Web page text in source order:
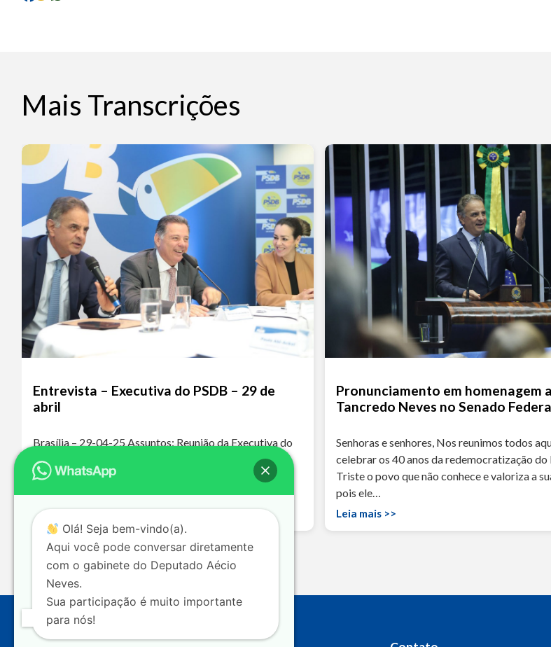
Mais Transcrições
Entrevista – Executiva do PSDB – 29 de
abril
Brasília – 29-04-25 Assuntos: Reunião da Executiva do
PSDB – Fusão PSDB/Podemos Ouça o áudio da
entrevista A ausência do PSDB nos grandes debates
nacionais levou a essa polarização extremamente…
Leia mais >>
Pronunciamento em homenagem a
Tancredo Neves no Senado
Senhoras e senhores, Nos reunimos todos
celebrar os 40 anos da redemocratização do
Triste o povo que não conhece e valoriza a
pois ele…
Leia mais >>
Olá! Seja bem-vindo(a).
Aqui você pode conversar diretamente
com o gabinete do Deputado Aécio
Neves.
Sua participação é muito importante
para nós!